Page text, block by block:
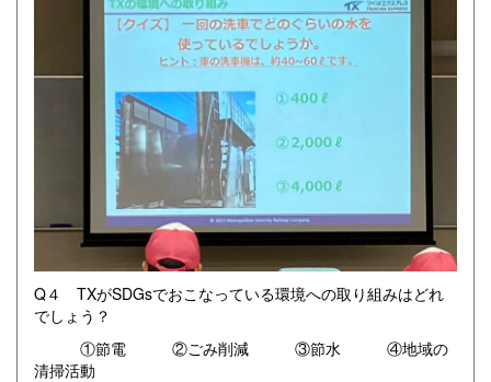
Q４ TXがSDGsでおこなっている環境への取り組みはどれ
でしょう？
①節電 ②ごみ削減 ③節水 ④地域の
清掃活動